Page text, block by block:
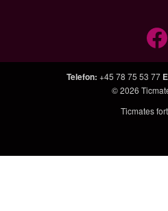
Telefon: +45 78 75 53 77
© 2026
Ticmates